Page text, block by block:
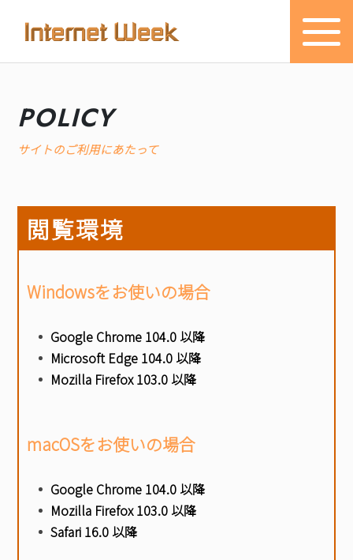
トップ
Internet Week とは
お知らせ
協賛
主催・後援・委員
メディア掲載
BASICオンデマンド
参加申込
マイページ
POLICY
サイトのご利用にあたって
閲覧環境
Windowsをお使いの場合
Google Chrome 104.0 以降
Microsoft Edge 104.0 以降
Mozilla Firefox 103.0 以降
macOSをお使いの場合
Google Chrome 104.0 以降
Mozilla Firefox 103.0 以降
Safari 16.0 以降